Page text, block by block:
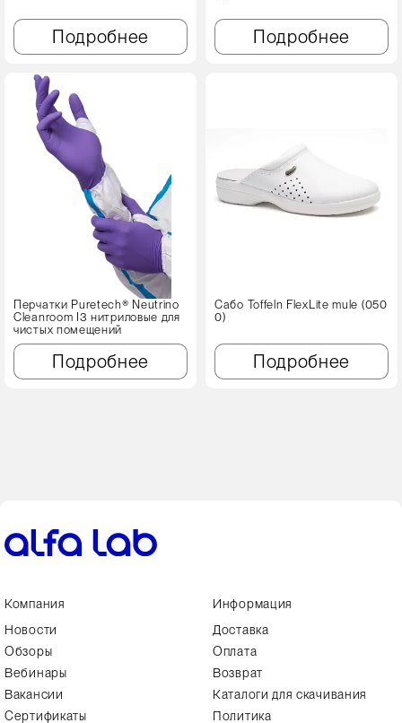
Подробнее Подробнее
Перчатки Puretech® Neutrino
Cleanroom I3 нитриловые для
чистых помещений
Подробнее
Сабо Toffeln FlexLite mule (050
0)
Подробнее
Компания
Новости
Обзоры
Вебинары
Вакансии
Сертификаты
Информация
Доставка
Оплата
Возврат
Каталоги для скачивания
Политика